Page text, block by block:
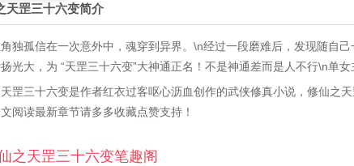
天罡三十六变简介
独孤信在一次意外中，魂穿到异界。\n经过一段磨难后，发现随自
光大，为 “天罡三十六变”大神通正名！不是神通差而是人不行\n单女
罡三十六变是作者红衣过客呕心沥血创作的武侠修真小说，修仙之
阅读最新章节请多多收藏点赞支持！
之天罡三十六变笔趣阁